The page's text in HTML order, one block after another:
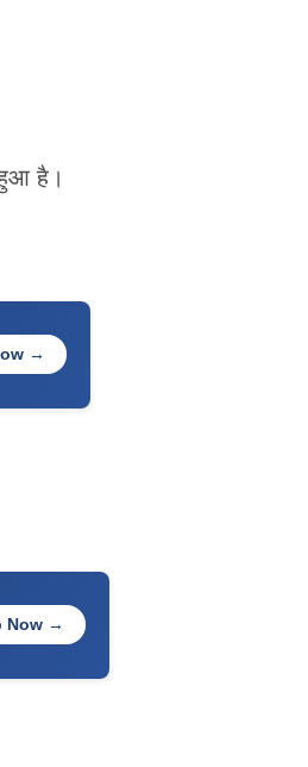
है।
→
Now →